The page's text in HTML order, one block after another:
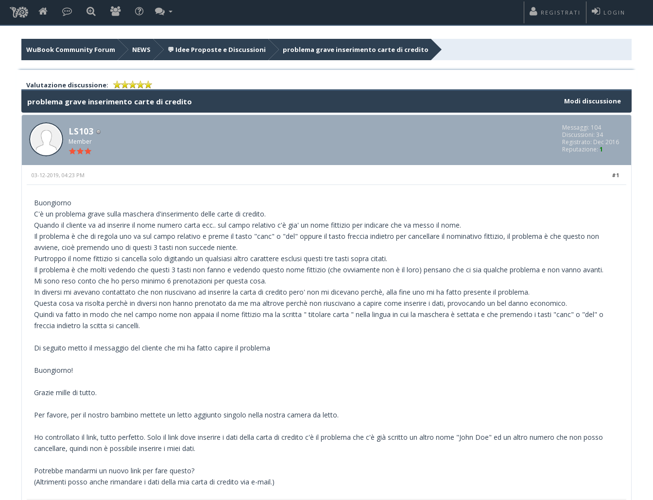
LOGIN
REGISTRATI
WuBook Community Forum NEWS 💬 Idee Proposte e Discussioni problema grave inserimento carte di credito
Valutazione discussione:
Modi discussione
problema grave inserimento carte di credito
LS103
Member
Messaggi: 104
Discussioni: 34
Registrato: Dec 2016
Reputazione: 1
#1
03-12-2019, 04:23 PM
Buongiorno
C'è un problema grave sulla maschera d'inserimento delle carte di credito.
Quando il cliente va ad inserire il nome numero carta ecc.. sul campo relativo c'è gia' un nome fittizio per indicare che va messo il nome.
Il problema è che di regola uno va sul campo relativo e preme il tasto "canc" o "del" oppure il tasto freccia indietro per cancellare il nominativo fittizio, il problema è che questo non
avviene, cioè premendo uno di questi 3 tasti non succede niente.
Purtroppo il nome fittizio si cancella solo digitando un qualsiasi altro carattere esclusi questi tre tasti sopra citati.
Il problema è che molti vedendo che questi 3 tasti non fanno e vedendo questo nome fittizio (che ovviamente non è il loro) pensano che ci sia qualche problema e non vanno avanti.
Mi sono reso conto che ho perso minimo 6 prenotazioni per questa cosa.
In diversi mi avevano contattato che non riuscivano ad inserire la carta di credito pero' non mi dicevano perchè, alla fine uno mi ha fatto presente il problema.
Questa cosa va risolta perchè in diversi non hanno prenotato da me ma altrove perchè non riuscivano a capire come inserire i dati, provocando un bel danno economico.
Quindi va fatto in modo che nel campo nome non appaia il nome fittizio ma la scritta " titolare carta " nella lingua in cui la maschera è settata e che premendo i tasti "canc" o "del" o
freccia indietro la scitta si cancelli.
Di seguito metto il messaggio del cliente che mi ha fatto capire il problema
Buongiorno!
Grazie mille di tutto.
Per favore, per il nostro bambino mettete un letto aggiunto singolo nella nostra camera da letto.
Ho controllato il link, tutto perfetto. Solo il link dove inserire i dati della carta di credito c'è il problema che c'è già scritto un altro nome "John Doe" ed un altro numero che non posso
cancellare, quindi non è possibile inserire i miei dati.
Potrebbe mandarmi un nuovo link per fare questo?
(Altrimenti posso anche rimandare i dati della mia carta di credito via e-mail.)